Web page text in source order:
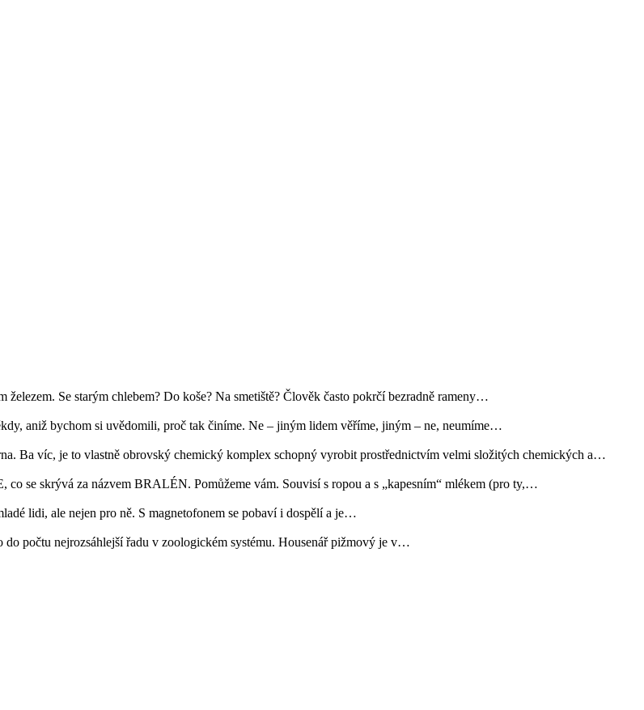
Se starým chlebem? Do koše? Na smetiště? Člověk často pokrčí bezradně rameny…
aniž bychom si uvědomili, proč tak činíme. Ne – jiným lidem věříme, jiným – ne, neumíme…
Ba víc, je to vlastně obrovský chemický komplex schopný vyrobit prostřednictvím velmi složitých chemických a…
se skrývá za názvem BRALÉN. Pomůžeme vám. Souvisí s ropou a s „kapesním“ mlékem (pro ty,…
lidi, ale nejen pro ně. S magnetofonem se pobaví i dospělí a je…
do počtu nejrozsáhlejší řadu v zoologickém systému. Housenář pižmový je v…